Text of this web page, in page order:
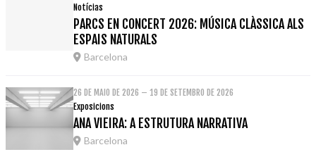
Notícias
PARCS EN CONCERT 2026: MÚSICA CLÀSSICA ALS
ESPAIS NATURALS
Barcelona
26 DE MAIO DE 2026 – 19 DE SETEMBRO DE 2026
Exposicions
ANA VIEIRA: A ESTRUTURA NARRATIVA
Barcelona